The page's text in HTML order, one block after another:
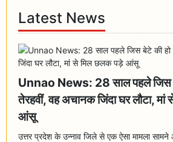
Latest News
Unnao News: 28 साल पहले जिस
तेरहवीं, वह अचानक जिंदा घर लौटा,
आंसू
उत्तर प्रदेश के उन्नाव जिले से एक ऐसा मामला